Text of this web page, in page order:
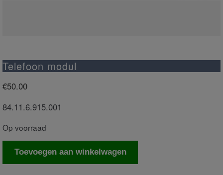
Telefoon modul
€50.00
84.11.6.915.001
Op voorraad
Telefoon
Toevoegen aan winkelwagen